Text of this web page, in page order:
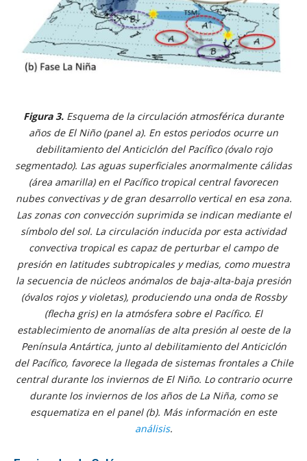
Figura 3. Esquema de la circulación atmosférica durante
años de El Niño (panel a). En estos periodos ocurre un
debilitamiento del Anticiclón del Pacífico (óvalo rojo
segmentado). Las aguas superficiales anormalmente cálidas
(área amarilla) en el Pacífico tropical central favorecen
nubes convectivas y de gran desarrollo vertical en esa zona.
Las zonas con convección suprimida se indican mediante el
símbolo del sol. La circulación inducida por esta actividad
convectiva tropical es capaz de perturbar el campo de
presión en latitudes subtropicales y medias, como muestra
la secuencia de núcleos anómalos de baja-alta-baja presión
(óvalos rojos y violetas), produciendo una onda de Rossby
(flecha gris) en la atmósfera sobre el Pacífico. El
establecimiento de anomalías de alta presión al oeste de la
Península Antártica, junto al debilitamiento del Anticiclón
del Pacífico, favorece la llegada de sistemas frontales a Chile
central durante los inviernos de El Niño. Lo contrario ocurre
durante los inviernos de los años de La Niña, como se
esquematiza en el panel (b). Más información en este
análisis.